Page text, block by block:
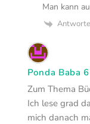
Man kann
Ponda Baba
Zum Thema
Ich lese grad
mich danach